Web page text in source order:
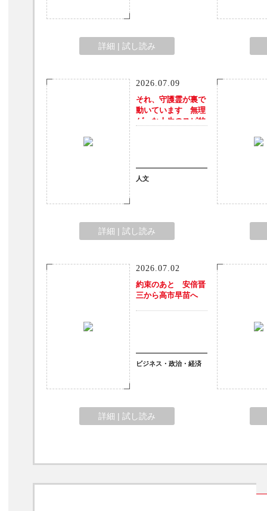
詳細 | 試し読み
2026.07.09
それ、守護霊が裏で
動いています 無理
ゲーな人生のスピ的
人文
詳細 | 試し読み
2026.07.02
約束のあと 安倍晋
三から高市早苗へ
ビジネス・政治・経済
詳細 | 試し読み